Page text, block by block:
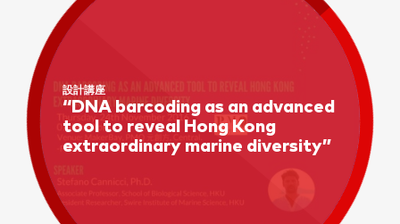
設計講座
“DNA barcoding as an advanced
tool to reveal Hong Kong
extraordinary marine diversity”